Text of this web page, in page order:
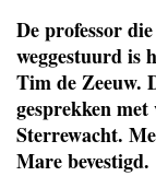
De professor
weggestuurd is
Tim de Zeeuw.
gesprekken
Sterrewacht.
Mare bevestigd.